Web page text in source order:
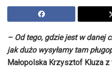
– Od tego, gdzie jest w danej
jak dużo wysyłamy tam
Małopolska Krzysztof Kluza